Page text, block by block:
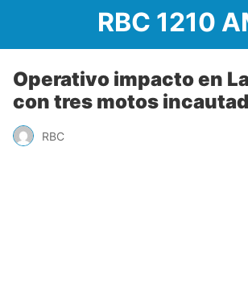
RBC 1210
Operativo impacto en
con tres motos
RBC